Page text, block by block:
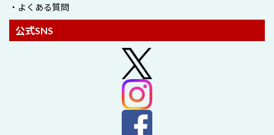
・よくある質問
公式SNS